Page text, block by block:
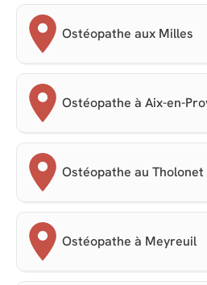
Ostéopathe aux Milles
Ostéopathe à Aix-en-
Ostéopathe au Tholonet
Ostéopathe à Meyreuil